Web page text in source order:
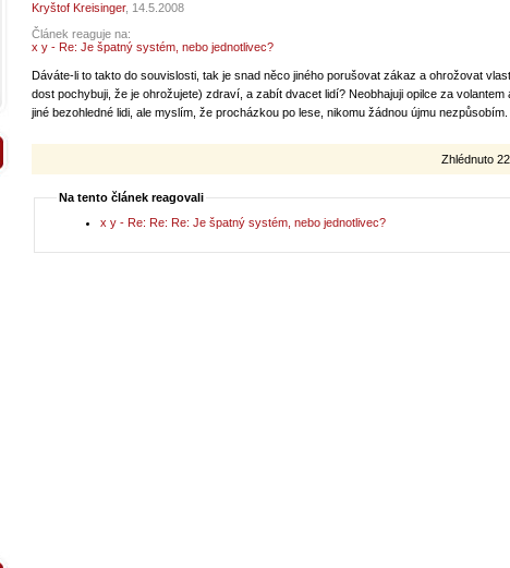
Kryštof Kreisinger, 14.5.2008
Článek reaguje na:
x y - Re: Je špatný systém, nebo jednotlivec?
Dáváte-li to takto do souvislosti, tak je snad něco jiného porušovat zákaz a ohrožovat
dost pochybuji, že je ohrožujete) zdraví, a zabít dvacet lidí? Neobhajuji opilce za volantem
jiné bezohledné lidi, ale myslím, že procházkou po lese, nikomu žádnou újmu nezpůsobím.
Zhlédnuto
Na tento článek reagovali
x y - Re: Re: Re: Je špatný systém, nebo jednotlivec?